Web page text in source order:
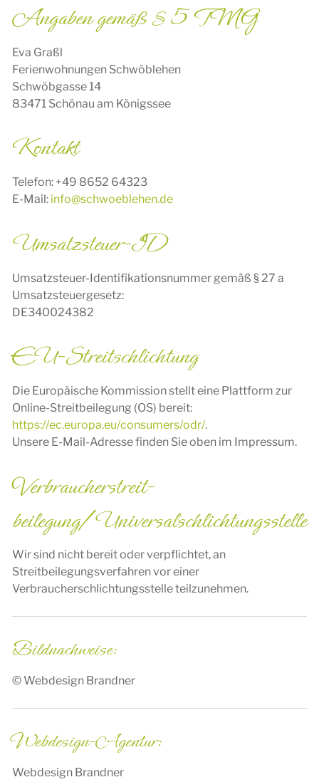
Angaben gemäß § 5 TMG
Eva Graßl
Ferienwohnungen Schwöblehen
Schwöbgasse 14
83471 Schönau am Königssee
Kontakt
Telefon: +49 8652 64323
E-Mail: info@schwoeblehen.de
Umsatzsteuer-ID
Umsatzsteuer-Identifikationsnummer gemäß § 27 a
Umsatzsteuergesetz:
DE340024382
EU-Streitschlichtung
Die Europäische Kommission stellt eine Plattform zur
Online-Streitbeilegung (OS) bereit:
https://ec.europa.eu/consumers/odr/.
Unsere E-Mail-Adresse finden Sie oben im Impressum.
Verbraucher­streit­
beilegung/Universal­schlichtungs­stelle
Wir sind nicht bereit oder verpflichtet, an
Streitbeilegungsverfahren vor einer
Verbraucherschlichtungsstelle teilzunehmen.
Bildnachweise:
© Webdesign Brandner
Webdesign-Agentur:
Webdesign Brandner